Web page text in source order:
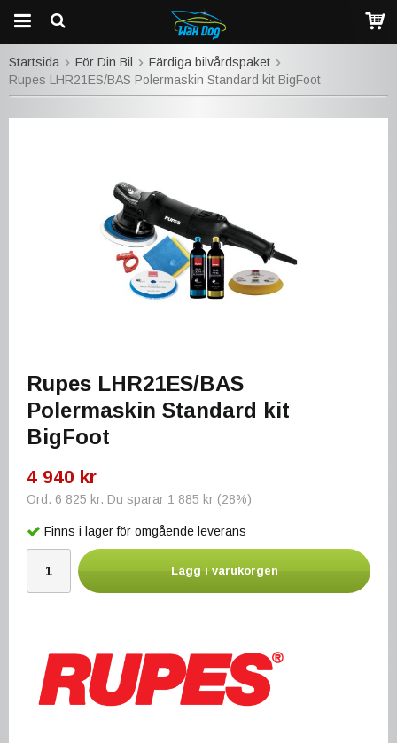
Startsida För Din Bil
Färdiga bilvårdspaket
Rupes LHR21ES/BAS Polermaskin Standard kit BigFoot
Rupes LHR21ES/BAS
Polermaskin Standard kit
BigFoot
4 940 kr
Ord. 6 825 kr. Du sparar 1 885 kr (28%)
Finns i lager för omgående leverans
Lägg i varukorgen